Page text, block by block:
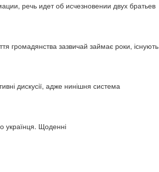
речь идет об исчезновении двух братьев
громадянства зазвичай займає роки, існують
дискусії, адже нинішня система
українця. Щоденні